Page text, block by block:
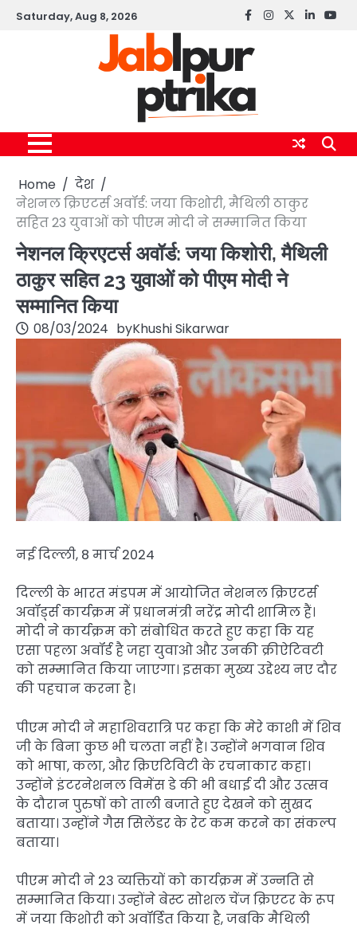
SkipSaturday, Aug 8, 2026 Facebook
instagram
twitterlinkedin
Home
देश
नेशनल क्रिएटर्स अवॉर्ड: जया किशोरी, मैथिली ठाकुर
सहित 23 युवाओं को पीएम मोदी ने सम्मानित किया
नेशनल क्रिएटर्स अवॉर्ड: जया किशोरी, मैथिली
ठाकुर सहित 23 युवाओं को पीएम मोदी ने
सम्मानित किया
08/03/2024 byKhushi Sikarwar
नई दिल्ली, 8 मार्च 2024
दिल्ली के भारत मंडपम में आयोजित नेशनल क्रिएटर्स
अवॉर्ड्स कार्यक्रम में प्रधानमंत्री नरेंद्र मोदी शामिल हैं।
मोदी ने कार्यक्रम को संबोधित करते हुए कहा कि यह
एसा पहला अवॉर्ड है जहा युवाओ और उनकी क्रीऐटिवटी
को सम्मानित किया जाएगा। इसका मुख्य उद्देश्य नए दौर
की पहचान करना है।
पीएम मोदी ने महाशिवरात्रि पर कहा कि मेरे काशी में शिव
जी के बिना कुछ भी चलता नहीं है। उन्होंने भगवान शिव
को भाषा, कला, और क्रिएटिविटी के रचनाकार कहा।
उन्होंने इंटरनेशनल विमेंस डे की भी बधाई दी और उत्सव
के दौरान पुरुषों को ताली बजाते हुए देखने को सुखद
बताया। उन्होंने गैस सिलेंडर के रेट कम करने का संकल्प
बताया।
पीएम मोदी ने 23 व्यक्तियों को कार्यक्रम में उन्नति से
सम्मानित किया। उन्होंने बेस्ट सोशल चेंज क्रिएटर के रूप
में जया किशोरी को अवॉर्डित किया है, जबकि मैथिली